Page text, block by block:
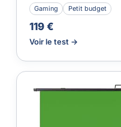
Gaming
Petit budget
119 €
Voir le test →